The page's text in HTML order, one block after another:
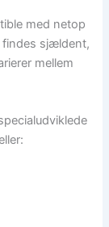
med netop
findes sjældent,
mellem